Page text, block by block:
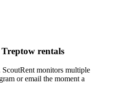
Treptow rentals
monitors multiple
or email the moment a